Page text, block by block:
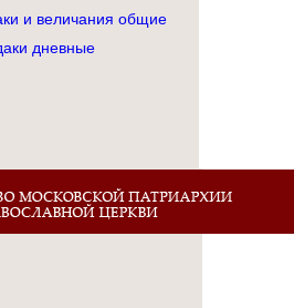
и величания общие
дневные